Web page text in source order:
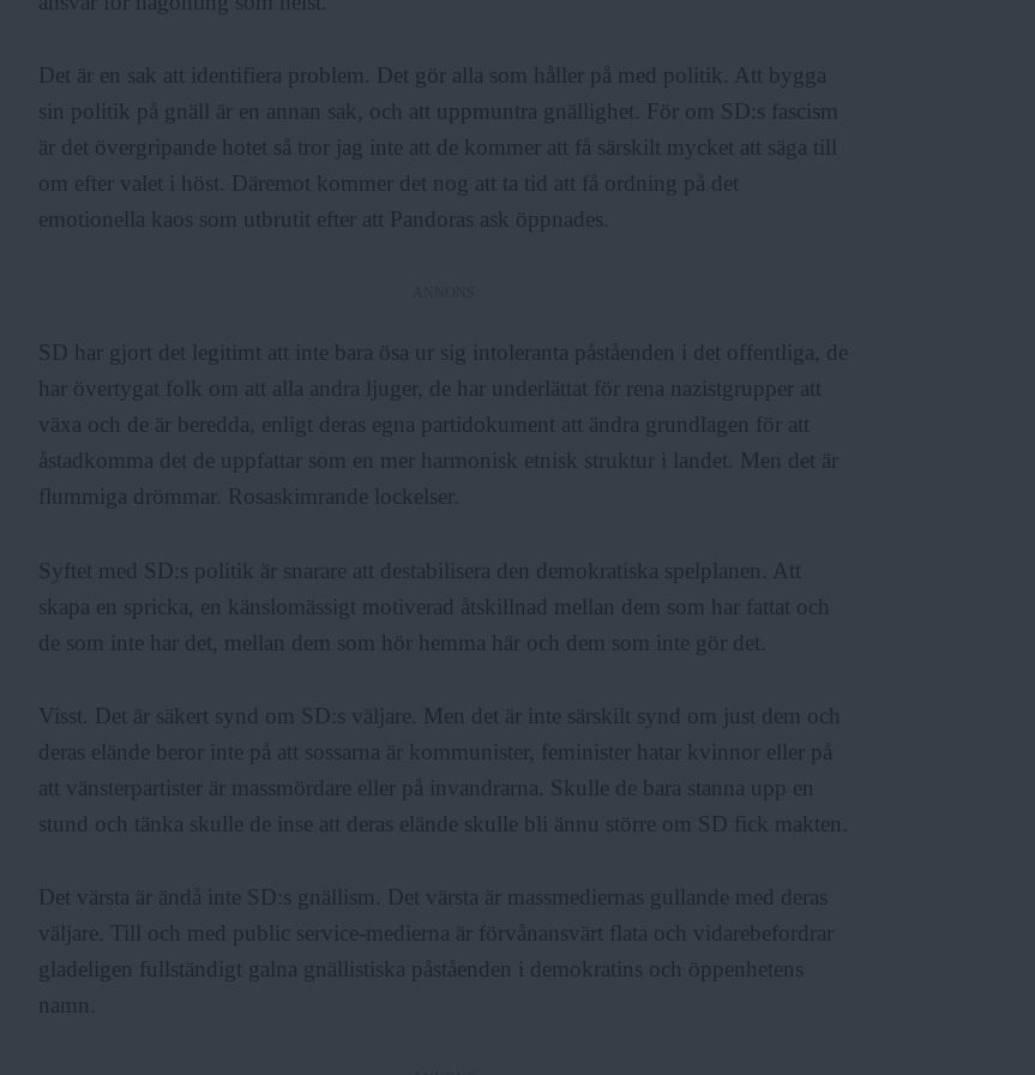
Det är en sak att identifiera problem. Det gör alla som håller på med politik. Att bygga
sin politik på gnäll är en annan sak, och att uppmuntra gnällighet. För om SD:s fascism
är det övergripande hotet så tror jag inte att de kommer att få särskilt mycket att säga till
om efter valet i höst. Däremot kommer det nog att ta tid att få ordning på det
emotionella kaos som utbrutit efter att Pandoras ask öppnades.
SD har gjort det legitimt att inte bara ösa ur sig intoleranta påståenden i det offentliga, de
har övertygat folk om att alla andra ljuger, de har underlättat för rena nazistgrupper att
växa och de är beredda, enligt deras egna partidokument att ändra grundlagen för att
åstadkomma det de uppfattar som en mer harmonisk etnisk struktur i landet. Men det är
flummiga drömmar. Rosaskimrande lockelser.
Syftet med SD:s politik är snarare att destabilisera den demokratiska spelplanen. Att
skapa en spricka, en känslomässigt motiverad åtskillnad mellan dem som har fattat och
de som inte har det, mellan dem som hör hemma här och dem som inte gör det.
Visst. Det är säkert synd om SD:s väljare. Men det är inte särskilt synd om just dem och
deras elände beror inte på att sossarna är kommunister, feminister hatar kvinnor eller på
att vänsterpartister är massmördare eller på invandrarna. Skulle de bara stanna upp en
stund och tänka skulle de inse att deras elände skulle bli ännu större om SD fick makten.
Det värsta är ändå inte SD:s gnällism. Det värsta är massmediernas gullande med deras
väljare. Till och med public service-medierna är förvånansvärt flata och vidarebefordrar
gladeligen fullständigt galna gnällistiska påståenden i demokratins och öppenhetens
namn.